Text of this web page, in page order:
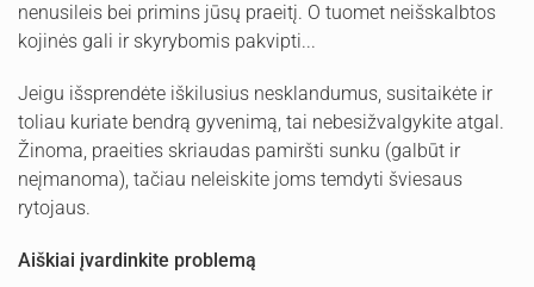
nenusileis bei primins jūsų praeitį. O tuomet neišskalbtos
kojinės gali ir skyrybomis pakvipti...
Jeigu išsprendėte iškilusius nesklandumus, susitaikėte ir
toliau kuriate bendrą gyvenimą, tai nebesižvalgykite atgal.
Žinoma, praeities skriaudas pamiršti sunku (galbūt ir
neįmanoma), tačiau neleiskite joms temdyti šviesaus
rytojaus.
Aiškiai įvardinkite problemą